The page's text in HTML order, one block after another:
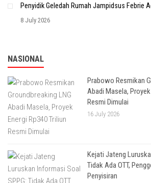
Penyidik Geledah Rumah Jampidsus Febrie
8 July 2026
NASIONAL
Prabowo Resmikan
Abadi Masela,
Resmi Dimulai
16 July 2026
Kejati Jateng
Tidak Ada OTT,
Penyisiran